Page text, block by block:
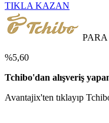
TIKLA KAZAN
%5,60
Tchibo'dan alışveriş
Avantajix'ten tıklayıp